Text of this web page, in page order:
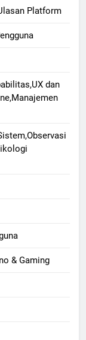
Platform
dan
& Gaming